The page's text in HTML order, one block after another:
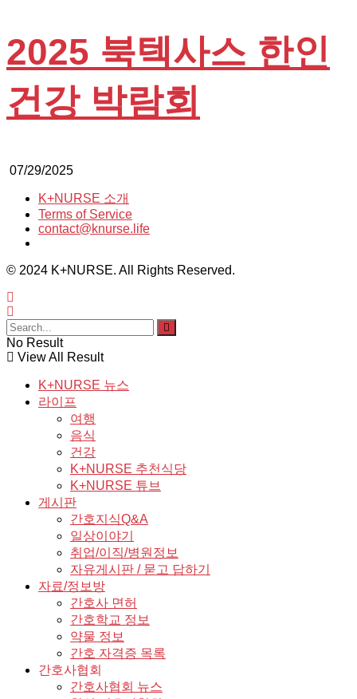
2025 북텍사스 한인
건강 박람회
07/29/2025
K+NURSE 소개
Terms of Service
contact@knurse.life
© 2024 K+NURSE. All Rights Reserved.
No Result
View All Result
K+NURSE 뉴스
라이프
여행
음식
건강
K+NURSE 추천식당
K+NURSE 튜브
게시판
간호지식Q&A
일상이야기
취업/이직/병원정보
자유게시판 / 묻고 답하기
자료/정보방
간호사 면허
간호학교 정보
약물 정보
간호 자격증 목록
간호사협회
간호사협회 뉴스